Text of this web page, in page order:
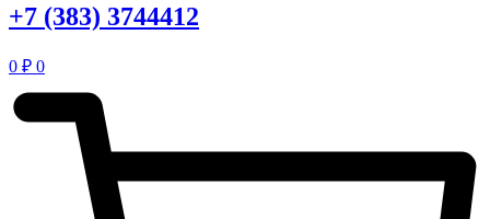
+7 (383) 3744412
0 ₽ 0